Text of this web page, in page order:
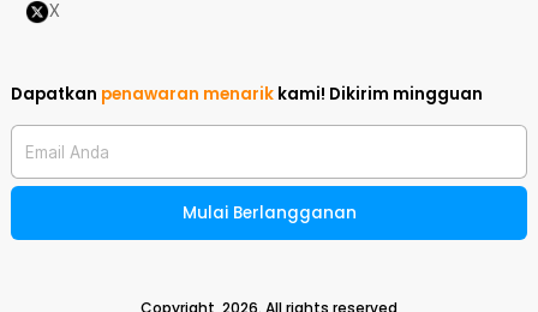
X
Dapatkan penawaran menarik kami! Dikirim mingguan
Email Anda
Mulai Berlangganan
Copyright, 2026. All rights reserved